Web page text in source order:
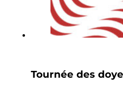
Tournée des